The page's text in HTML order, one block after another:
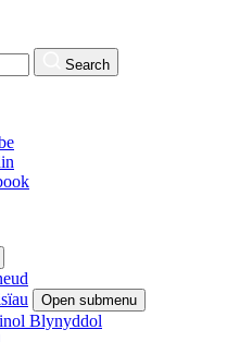
Search
Open submenu
Blynyddol